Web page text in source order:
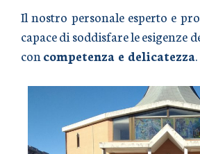
Il nostro personale esperto e
capace di soddisfare le esigenze
con competenza e delicatezza.